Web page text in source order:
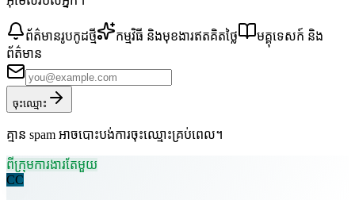
ព័ត៌មានរូបកូដថ្មី កម្មវិធី និងមុខងារឥតគិតថ្លៃ
មគ្គុទេសក៍ និង
ព័ត៌មាន
ចុះឈ្មោះ
គ្មាន spam អាចបោះបង់ការចុះឈ្មោះគ្រប់ពេល។
ពីក្រុមការងារតែមួយ
CC